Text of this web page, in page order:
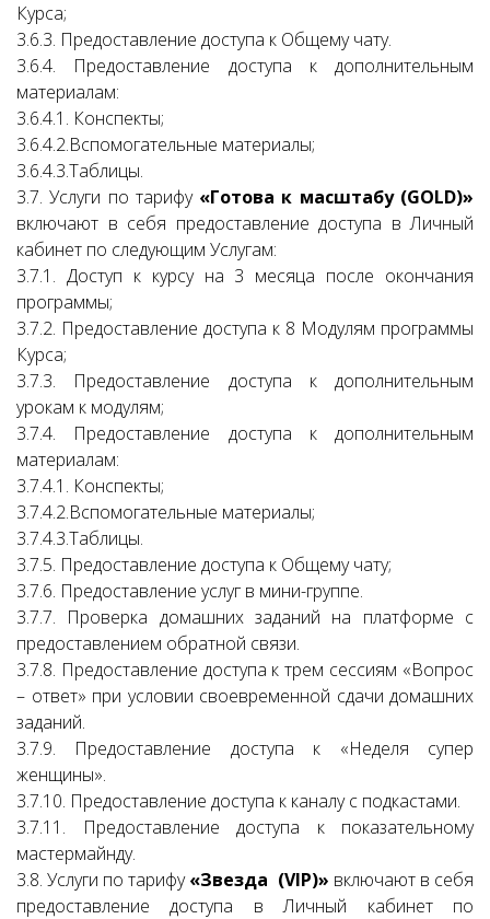
Курса;
3.6.3. Предоставление доступа к Общему чату.
3.6.4. Предоставление доступа к дополнительным
материалам:
3.6.4.1. Конспекты;
3.6.4.2.Вспомогательные материалы;
3.6.4.3.Таблицы.
3.7. Услуги по тарифу «Готова к масштабу (GOLD)»
включают в себя предоставление доступа в Личный
кабинет по следующим Услугам:
3.7.1. Доступ к курсу на 3 месяца после окончания
программы;
3.7.2. Предоставление доступа к 8 Модулям программы
Курса;
3.7.3. Предоставление доступа к дополнительным
урокам к модулям;
3.7.4. Предоставление доступа к дополнительным
материалам:
3.7.4.1. Конспекты;
3.7.4.2.Вспомогательные материалы;
3.7.4.3.Таблицы.
3.7.5. Предоставление доступа к Общему чату;
3.7.6. Предоставление услуг в мини-группе.
3.7.7. Проверка домашних заданий на платформе с
предоставлением обратной связи.
3.7.8. Предоставление доступа к трем сессиям «Вопрос
– ответ» при условии своевременной сдачи домашних
заданий.
3.7.9. Предоставление доступа к «Неделя супер
женщины».
3.7.10. Предоставление доступа к каналу с подкастами.
3.7.11. Предоставление доступа к показательному
мастермайнду.
3.8. Услуги по тарифу«Звезда (VIP)» включают в себя
предоставление доступа в Личный кабинет по